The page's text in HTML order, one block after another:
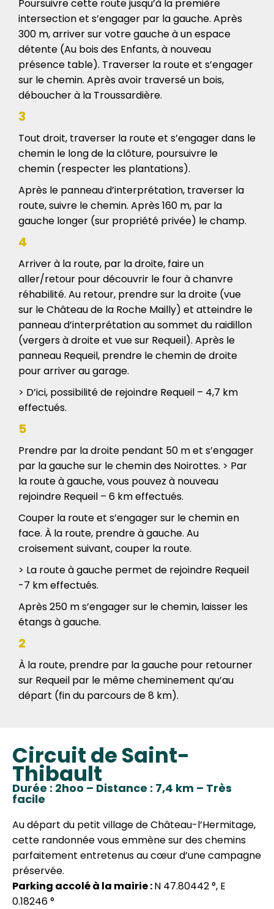
Poursuivre cette route jusqu’à la première
intersection et s’engager par la gauche. Après
300 m, arriver sur votre gauche à un espace
détente (Au bois des Enfants, à nouveau
présence table). Traverser la route et s’engager
sur le chemin. Après avoir traversé un bois,
déboucher à la Troussardière.
3
Tout droit, traverser la route et s’engager dans le
chemin le long de la clôture, poursuivre le
chemin (respecter les plantations).
Après le panneau d’interprétation, traverser la
route, suivre le chemin. Après 160 m, par la
gauche longer (sur propriété privée) le champ.
4
Arriver à la route, par la droite, faire un
aller/retour pour découvrir le four à chanvre
réhabilité. Au retour, prendre sur la droite (vue
sur le Château de la Roche Mailly) et atteindre le
panneau d’interprétation au sommet du raidillon
(vergers à droite et vue sur Requeil). Après le
panneau Requeil, prendre le chemin de droite
pour arriver au garage.
> D’ici, possibilité de rejoindre Requeil – 4,7 km
effectués.
5
Prendre par la droite pendant 50 m et s’engager
par la gauche sur le chemin des Noirottes. > Par
la route à gauche, vous pouvez à nouveau
rejoindre Requeil – 6 km effectués.
Couper la route et s’engager sur le chemin en
face. À la route, prendre à gauche. Au
croisement suivant, couper la route.
> La route à gauche permet de rejoindre Requeil
-7 km effectués.
Après 250 m s’engager sur le chemin, laisser les
étangs à gauche.
2
À la route, prendre par la gauche pour retourner
sur Requeil par le même cheminement qu’au
départ (fin du parcours de 8 km).
Circuit de Saint-
Thibault
Durée : 2hoo – Distance : 7,4 km – Très
facile
Au départ du petit village de Château-l’Hermitage,
cette randonnée vous emmène sur des chemins
parfaitement entretenus au cœur d’une campagne
préservée.
Parking accolé à la mairie :N 47.80442 °, E
0.18246 °